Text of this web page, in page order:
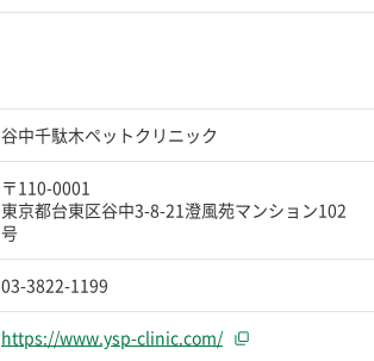
谷中千駄木ペットクリニック
〒110-0001
東京都台東区谷中3-8-21澄風苑マンション102
号
03-3822-1199
https://www.ysp-clinic.com/